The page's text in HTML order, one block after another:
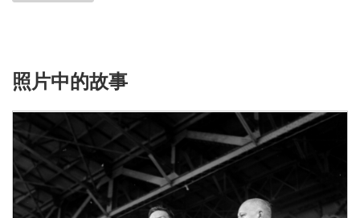
照片中的故事